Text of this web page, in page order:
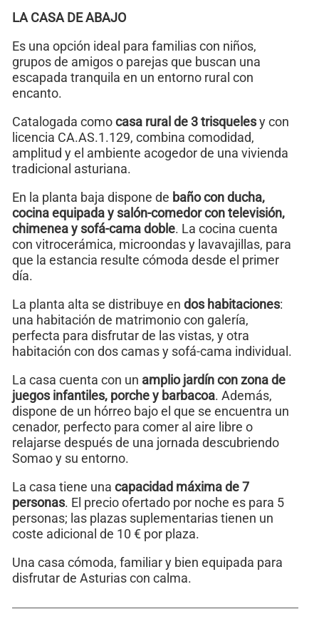
LA CASA DE ABAJO
Es una opción ideal para familias con niños,
grupos de amigos o parejas que buscan una
escapada tranquila en un entorno rural con
encanto.
Catalogada comocasa rural de 3 trisquelesy con
licencia CA.AS.1.129, combina comodidad,
amplitud y el ambiente acogedor de una vivienda
tradicional asturiana.
En la planta baja dispone de baño con ducha,
cocina equipada y salón-comedor con televisión,
chimenea y sofá-cama doble. La cocina cuenta
con vitrocerámica, microondas y lavavajillas, para
que la estancia resulte cómoda desde el primer
día.
La planta alta se distribuye en dos habitaciones:
una habitación de matrimonio con galería,
perfecta para disfrutar de las vistas, y otra
habitación con dos camas y sofá-cama individual.
La casa cuenta con un amplio jardín con zona de
juegos infantiles, porche y barbacoa. Además,
dispone de un hórreo bajo el que se encuentra un
cenador, perfecto para comer al aire libre o
relajarse después de una jornada descubriendo
Somao y su entorno.
La casa tiene una capacidad máxima de 7
personas. El precio ofertado por noche es para 5
personas; las plazas suplementarias tienen un
coste adicional de 10 € por plaza.
Una casa cómoda, familiar y bien equipada para
disfrutar de Asturias con calma.